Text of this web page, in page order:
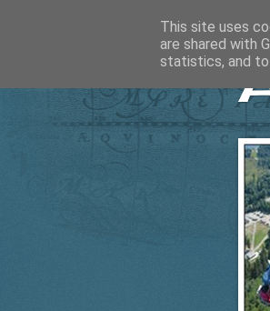
This site uses
are shared with
statistics, and